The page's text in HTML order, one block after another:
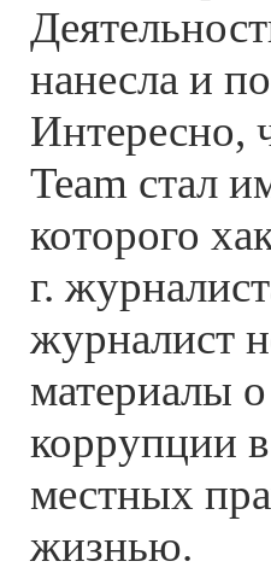
нанесла и
Интересно,
Team стал
которого
г.
журналист
материалы
коррупции
местных
жизнью.